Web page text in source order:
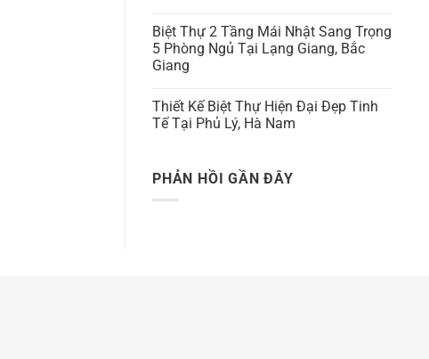
Biệt Thự 2 Tầng Mái Nhật Sang Trọng
5 Phòng Ngủ Tại Lạng Giang, Bắc
Giang
Thiết Kế Biệt Thự Hiện Đại Đẹp Tinh
Tế Tại Phủ Lý, Hà Nam
PHẢN HỒI GẦN ĐÂY